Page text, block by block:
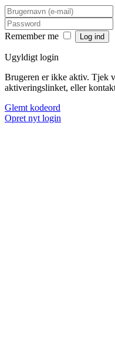
Remember me
Ugyldigt login
Brugeren er ikke aktiv. Tjek
aktiveringslinket, eller
Glemt kodeord
Opret nyt login